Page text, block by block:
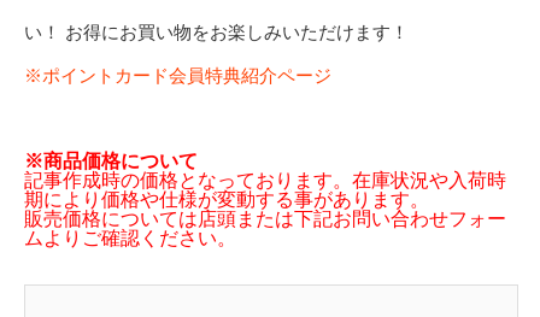
い！ お得にお買い物をお楽しみいただけます！
※ポイントカード会員特典紹介ページ
※商品価格について
記事作成時の価格となっております。在庫状況や入荷時
期により価格や仕様が変動する事があります。
販売価格については店頭または下記お問い合わせフォー
ムよりご確認ください。